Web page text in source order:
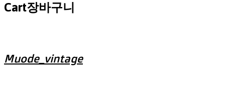
Cart장바구니
Muode_vintage